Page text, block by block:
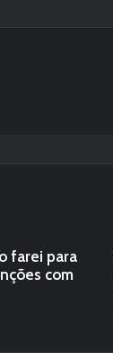
farei para
com